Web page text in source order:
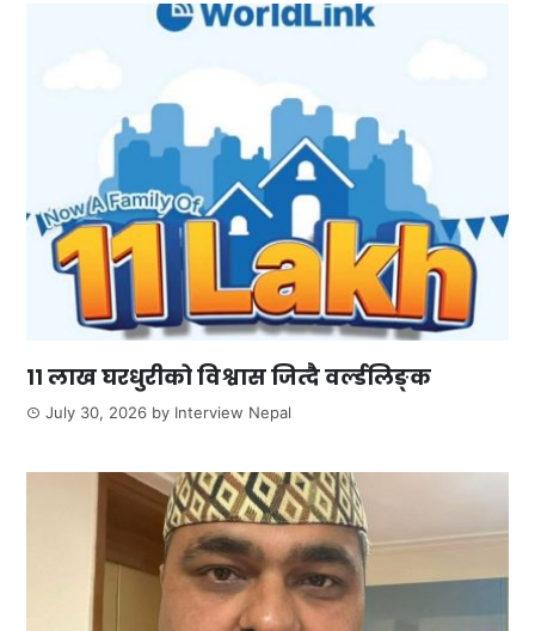
११ लाख घरधुरीको विश्वास जित्दै वर्ल्डलिङ्क
July 30, 2026 by Interview Nepal